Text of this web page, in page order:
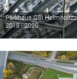
Parkhaus GSI
2018 - 2020